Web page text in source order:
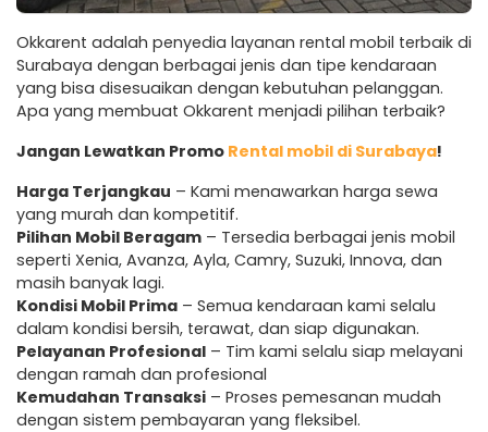
Okkarent adalah penyedia layanan rental mobil terbaik di
Surabaya dengan berbagai jenis dan tipe kendaraan
yang bisa disesuaikan dengan kebutuhan pelanggan.
Apa yang membuat Okkarent menjadi pilihan terbaik?
Jangan Lewatkan Promo Rental mobil di Surabaya!
Harga Terjangkau – Kami menawarkan harga sewa
yang murah dan kompetitif.
Pilihan Mobil Beragam – Tersedia berbagai jenis mobil
seperti Xenia, Avanza, Ayla, Camry, Suzuki, Innova, dan
masih banyak lagi.
Kondisi Mobil Prima – Semua kendaraan kami selalu
dalam kondisi bersih, terawat, dan siap digunakan.
Pelayanan Profesional – Tim kami selalu siap melayani
dengan ramah dan profesional
Kemudahan Transaksi – Proses pemesanan mudah
dengan sistem pembayaran yang fleksibel.